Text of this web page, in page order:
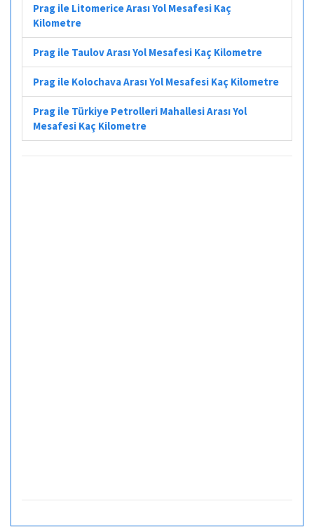
Prag ile Litomerice Arası Yol Mesafesi Kaç
Kilometre
Prag ile Taulov Arası Yol Mesafesi Kaç Kilometre
Prag ile Kolochava Arası Yol Mesafesi Kaç Kilometre
Prag ile Türkiye Petrolleri Mahallesi Arası Yol
Mesafesi Kaç Kilometre